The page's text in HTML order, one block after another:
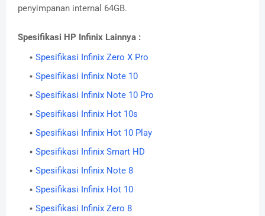
penyimpanan internal 64GB.
Spesifikasi HP Infinix Lainnya :
Spesifikasi Infinix Zero X Pro
Spesifikasi Infinix Note 10
Spesifikasi Infinix Note 10 Pro
Spesifikasi Infinix Hot 10s
Spesifikasi Infinix Hot 10 Play
Spesifikasi Infinix Smart HD
Spesifikasi Infinix Note 8
Spesifikasi Infinix Hot 10
Spesifikasi Infinix Zero 8